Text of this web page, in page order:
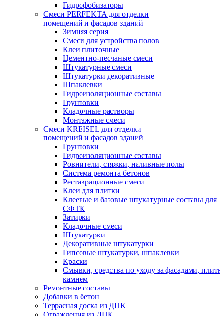
Гидрофобизаторы
Смеси PERFEKTA для отделки
помещений и фасадов зданий
Зимняя серия
Смеси для устройства полов
Клеи плиточные
Цементно-песчаные смеси
Штукатурные смеси
Штукатурки декоративные
Шпаклевки
Гидроизоляционные составы
Грунтовки
Кладочные растворы
Монтажные смеси
Смеси KREISEL для отделки
помещений и фасадов зданий
Грунтовки
Гидроизоляционные составы
Ровнители, стяжки, наливные полы
Cистема ремонта бетонов
Реставрационные смеси
Клеи для плитки
Клеевые и базовые штукатурные составы для
СФТК
Затирки
Кладочные смеси
Штукатурки
Декоративные штукатурки
Гипсовые штукатурки, шпаклевки
Краски
Смывки, средства по уходу за фасадами,
камнем
Ремонтные составы
Добавки в бетон
Террасная доска из ДПК
Ограждения из ДПК